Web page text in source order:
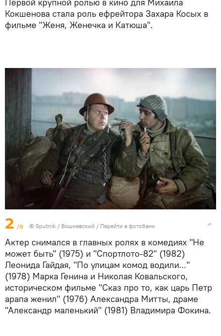
Первой крупной ролью в кино для Михаила
Кокшенова стала роль ефрейтора Захара Косых в
фильме "Женя, Женечка и Катюша".
2 /9 © Sputnik / Вишневский / Перейти в фотобанк
Актер снимался в главных ролях в комедиях "Не
может быть" (1975) и "Спортлото-82" (1982)
Леонида Гайдая, "По улицам комод водили..."
(1978) Марка Генина и Николая Ковальского,
историческом фильме "Сказ про то, как царь Петр
арапа женил" (1976) Александра Митты, драме
"Александр маленький" (1981) Владимира Фокина.